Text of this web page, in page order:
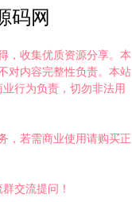
码网
，收集优质资源分享。本
对内容完整性负责。本站
行为负责，切勿非法用
，若需商业使用请购买正
交流提问！